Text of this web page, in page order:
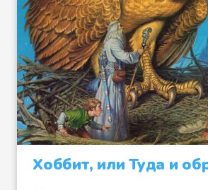
Хоббит, или Туда и